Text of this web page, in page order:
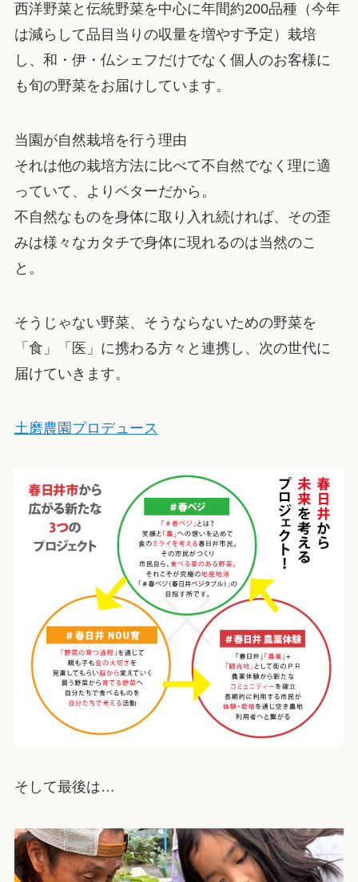
西洋野菜と伝統野菜を中心に年間約200品種（今年
は減らして品目当りの収量を増やす予定）栽培
し、和・伊・仏シェフだけでなく個人のお客様に
も旬の野菜をお届けしています。
当園が自然栽培を行う理由
それは他の栽培方法に比べて不自然でなく理に適
っていて、よりベターだから。
不自然なものを身体に取り入れ続ければ、その歪
みは様々なカタチで身体に現れるのは当然のこ
と。
そうじゃない野菜、そうならないための野菜を
「食」「医」に携わる方々と連携し、次の世代に
届けていきます。
土磨農園プロデュース
そして最後は…